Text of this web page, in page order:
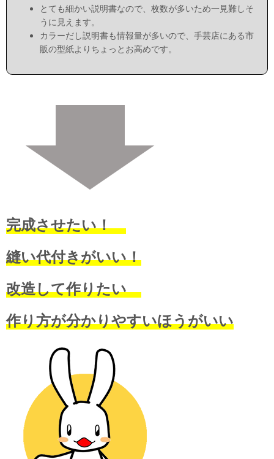
とても細かい説明書なので、枚数が多いため一見難しそ
うに見えます。
カラーだし説明書も情報量が多いので、手芸店にある市
販の型紙よりちょっとお高めです。
完成させたい！
縫い代付きがいい！
改造して作りたい
作り方が分かりやすいほうがいい